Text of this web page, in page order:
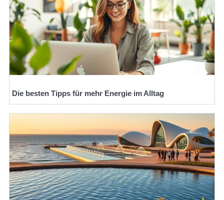
Die besten Tipps für mehr Energie im Alltag